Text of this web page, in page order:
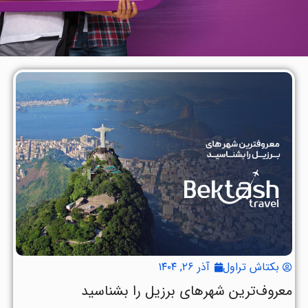
بکتاش تراول آذر ۲۶, ۱۴۰۴
معروف‌ترین شهرهای برزیل را بشناسید